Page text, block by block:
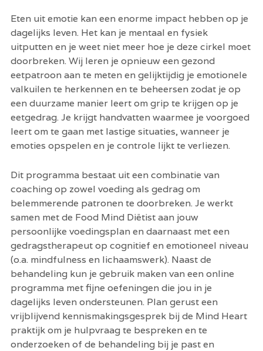
Eten uit emotie kan een enorme impact hebben op je
dagelijks leven. Het kan je mentaal en fysiek
uitputten en je weet niet meer hoe je deze cirkel moet
doorbreken. Wij leren je opnieuw een gezond
eetpatroon aan te meten en gelijktijdig je emotionele
valkuilen te herkennen en te beheersen zodat je op
een duurzame manier leert om grip te krijgen op je
eetgedrag. Je krijgt handvatten waarmee je voorgoed
leert om te gaan met lastige situaties, wanneer je
emoties opspelen en je controle lijkt te verliezen.
Dit programma bestaat uit een combinatie van
coaching op zowel voeding als gedrag om
belemmerende patronen te doorbreken. Je werkt
samen met de Food Mind Diëtist aan jouw
persoonlijke voedingsplan en daarnaast met een
gedragstherapeut op cognitief en emotioneel niveau
(o.a. mindfulness en lichaamswerk). Naast de
behandeling kun je gebruik maken van een online
programma met fijne oefeningen die jou in je
dagelijks leven ondersteunen. Plan gerust een
vrijblijvend kennismakingsgesprek bij de Mind Heart
praktijk om je hulpvraag te bespreken en te
onderzoeken of de behandeling bij je past en